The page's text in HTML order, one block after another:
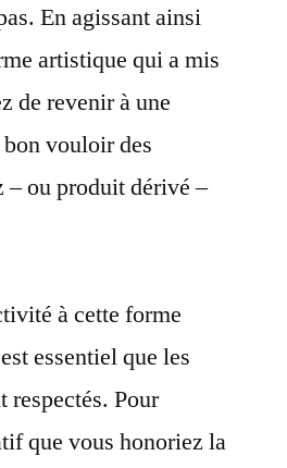
En agissant ainsi
artistique qui a mis
de revenir à une
vouloir des
– ou produit dérivé –
à cette forme
essentiel que les
respectés. Pour
que vous honoriez la